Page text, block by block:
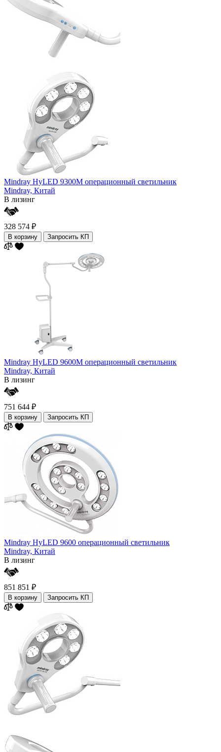
Mindray HyLED 9300М операционный светильник
Mindray, Китай
В лизинг
328 574 ₽
В корзину Запросить КП
Mindray HyLED 9600M операционный светильник
Mindray, Китай
В лизинг
751 644 ₽
В корзину Запросить КП
Mindray HyLED 9600 операционный светильник
Mindray, Китай
В лизинг
851 851 ₽
В корзину Запросить КП